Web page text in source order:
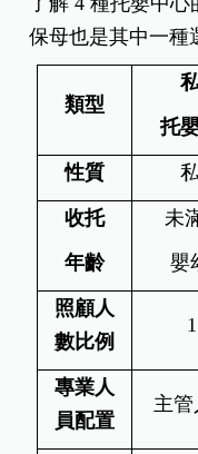
保母也是其中一種
類型
托
性質
收托
年齡
未
嬰
照顧人
數比例
專業人
員配置
主